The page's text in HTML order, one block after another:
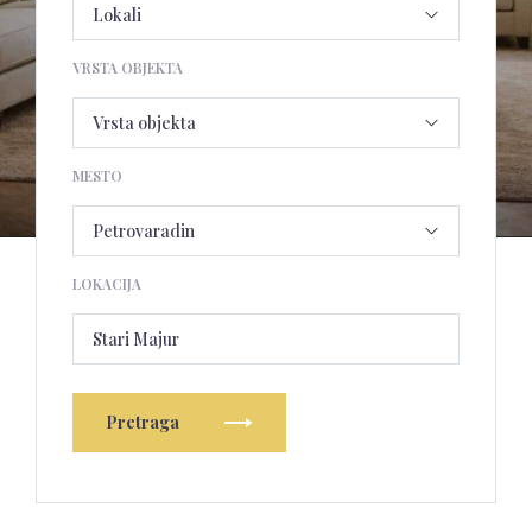
VRSTA OBJEKTA
MESTO
LOKACIJA
Stari Majur
Pretraga